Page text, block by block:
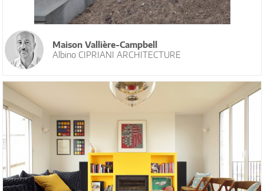
Maison Vallière-Campbell
Albino CIPRIANI ARCHITECTURE